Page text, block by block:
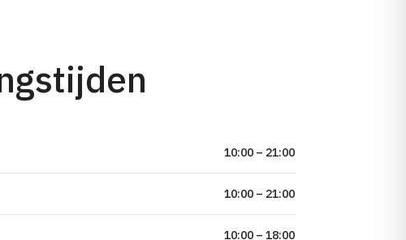
10:00 – 21:00
10:00 – 21:00
10:00 – 18:00